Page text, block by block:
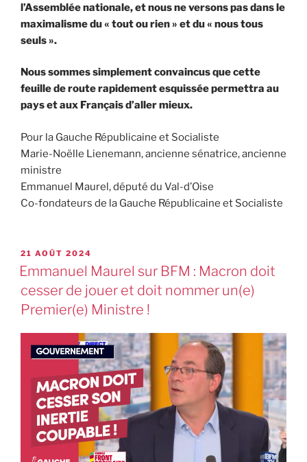
l’Assemblée nationale, et nous ne versons pas dans le
maximalisme du « tout ou rien » et du « nous tous
seuls ».
Nous sommes simplement convaincus que cette
feuille de route rapidement esquissée permettra au
pays et aux Français d’aller mieux.
Pour la Gauche Républicaine et Socialiste
Marie-Noëlle Lienemann, ancienne sénatrice, ancienne
ministre
Emmanuel Maurel, député du Val-d’Oise
Co-fondateurs de la Gauche Républicaine et Socialiste
21 AOÛT 2024
Emmanuel Maurel sur BFM : Macron doit
cesser de jouer et doit nommer un(e)
Premier(e) Ministre !